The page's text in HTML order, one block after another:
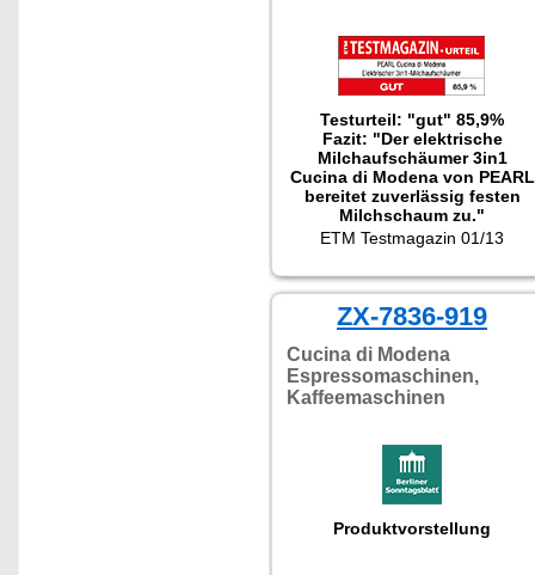
Testurteil: "gut" 85,9%
Fazit: "Der elektrische
Milchaufschäumer 3in1
Cucina di Modena von PEARL
bereitet zuverlässig festen
Milchschaum zu."
ETM Testmagazin 01/13
ZX-7836-919
Cucina di Modena
Espressomaschinen,
Kaffeemaschinen
Produktvorstellung